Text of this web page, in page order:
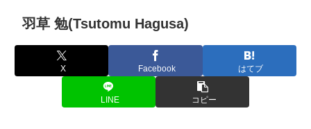
羽草 勉(Tsutomu Hagusa)
X Facebook はてブ
LINE コピー